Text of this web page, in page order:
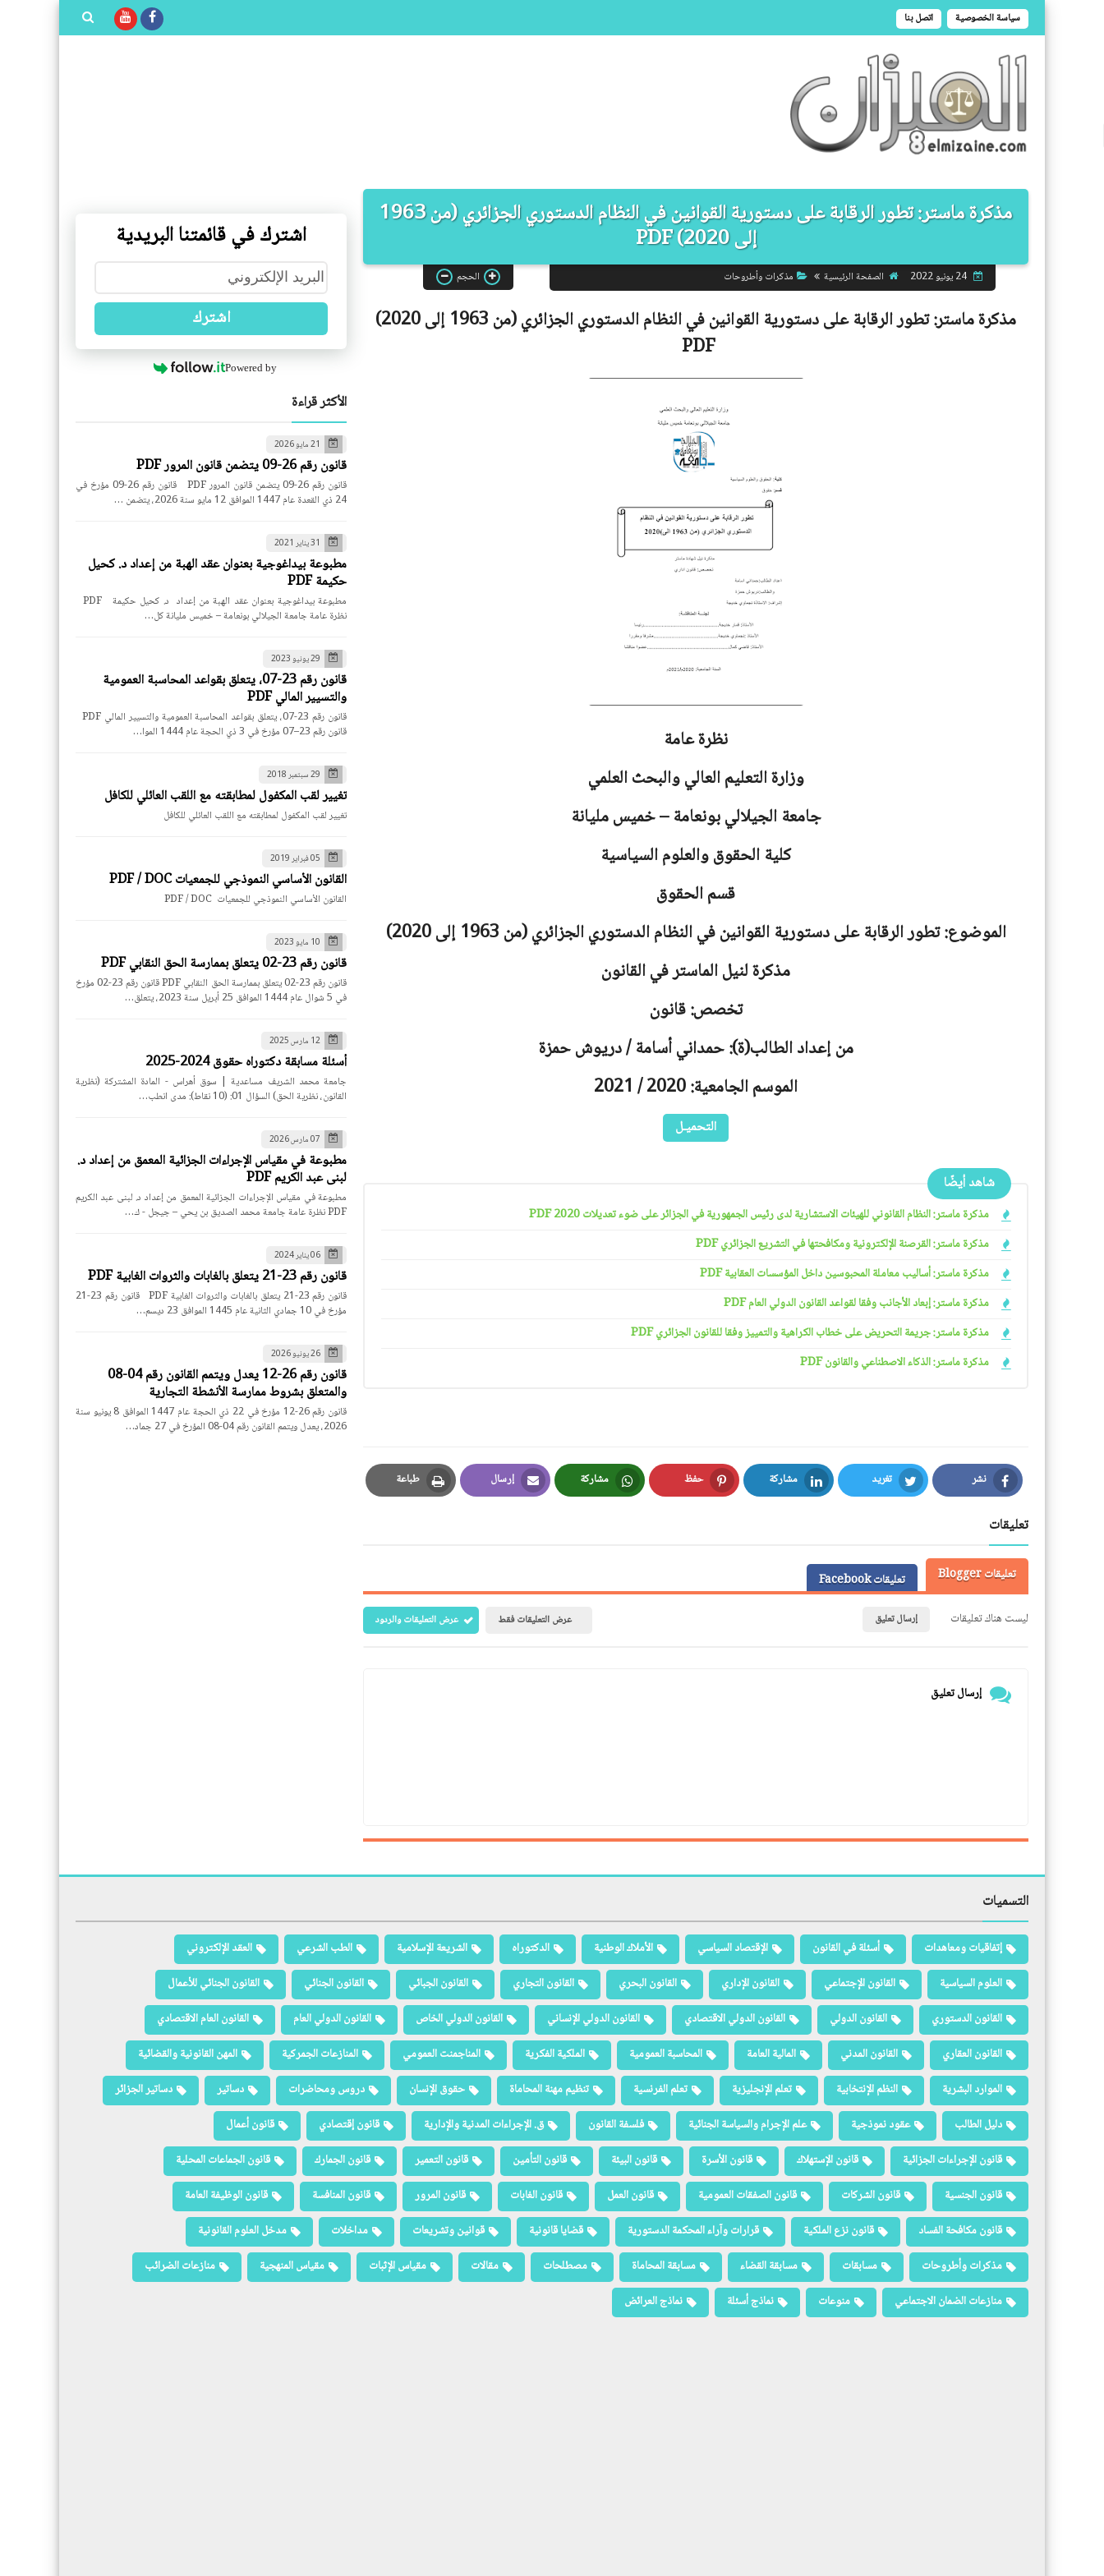
سياسة الخصوصية اتصل بنا
مذكرة ماستر: تطور الرقابة على دستورية القوانين في النظام الدستوري الجزائري (من 1963
إلى 2020) PDF
24 يونيو 2022 الصفحة الرئيسية مذكرات وأطروحات الحجم
مذكرة ماستر:تطور الرقابة على دستورية القوانين في النظام الدستوري الجزائري (من 1963 إلى 2020)
PDF
نظرة عامة
وزارة التعليم العالي والبحث العلمي
جامعةالجيلالي بونعامة – خميس مليانة
كلية الحقوق والعلوم السياسية
قسم الحقوق
الموضوع: تطور الرقابة على دستورية القوانين في النظام الدستوري الجزائري (من 1963 إلى 2020)
مذكرة لنيل الماستر في القانون
تخصص: قانون
من إعداد الطالب(ة): حمداني أسامة / دريوش حمزة
الموسم الجامعية: 2020 / 2021
التحميـل
شاهد أيضًا
مذكرة ماستر: النظام القانوني للهيئات الاستشارية لدى رئيس الجمهورية في الجزائر على ضوء تعديلات 2020 PDF
مذكرة ماستر: القرصنة الإلكترونية ومكافحتها في التشريع الجزائري PDF
مذكرة ماستر: أساليب معاملة المحبوسين داخل المؤسسات العقابية PDF
مذكرة ماستر: إبعاد الأجانب وفقا لقواعد القانون الدولي العام PDF
مذكرة ماستر: جريمة التحريض على خطاب الكراهية والتمييز وفقا للقانون الجزائري PDF
مذكرة ماستر: الذكاء الاصطناعي والقانون PDF
نشر
Facebook
تغريد
Twitter
مشاركة
LinkedIn
حفظ
Pinterest
مشاركة
Whatsapp
إرسال
Email
طباعة
Print
تعليقات
تعليقات Blogger
تعليقات Facebook
ليست هناك تعليقات
إرسال تعليق عرض التعليقات فقط عرض التعليقات والردود
إرسال تعليق
اشترك في قائمتنا البريدية
اشترك
Powered by
الأكثر قراءة
21 مايو 2026
قانون رقم 26-09 يتضمن قانون المرور PDF
قانون رقم 26-09 يتضمن قانون المرور PDF قانون رقم 26-09 مؤرخ في
24 ذي القعدة عام 1447 الموافق 12 مايو سنة 2026، يتضمن …
31 يناير 2021
مطبوعة بيداغوجية بعنوان عقد الهبة من إعداد د. كحيل
حكيمة PDF
نظرة عامة جامعة الجيلالي بونعامة – خميس مليانة كل…
29 يونيو 2023
قانون رقم 23-07، يتعلق بقواعد المحاسبة العمومية
والتسيير المالي PDF
قانون رقم 23–07 مؤرخ في 3 ذي الحجة عام 1444 الموا…
29 سبتمبر 2018
تغيير لقب المكفول لمطابقته مع اللقب العائلي للكافل
تغيير لقب المكفول لمطابقته مع اللقب العائلي للكافل
05 فبراير 2019
القانون الأساسي النموذجي للجمعيات PDF / DOC
القانون الأساسي النموذجي للجمعيات PDF / DOC
10 مايو 2023
قانون رقم 23-02 يتعلق بممارسة الحق النقابي PDF
قانون رقم 23-02 يتعلق بممارسة الحق النقابي PDF قانون رقم 23-02 مؤرخ
في 5 شوال عام 1444 الموافق 25 أبريل سنة 2023، يتعلق…
12 مارس 2025
أسئلة مسابقة دكتوراه حقوق 2024-2025
جامعة محمد الشريف مساعدية | سوق أهراس - المادة المشتركة (نظرية
القانون، نظرية الحق) السؤال 01: (10 نقاط): مدى انطب…
07 مارس 2026
مطبوعة في مقياس الإجراءات الجزائية المعمق من إعداد د.
لبنى عبد الكريم PDF
مطبوعة في مقياس الإجراءات الجزائية المعمق من إعداد د. لبنى عبد الكريم
PDF نظرة عامة جامعة محمد الصديق بن يحي – جيجل - ك…
06 يناير 2024
قانون رقم 23-21 يتعلق بالغابات والثروات الغابية PDF
قانون رقم 23-21 يتعلق بالغابات والثروات الغابية PDF قانون رقم 23-21
مؤرخ في 10 جمادي الثانية عام 1445 الموافق 23 ديسم…
26 يونيو 2026
قانون رقم 26-12 يعدل ويتمم القانون رقم 04-08
والمتعلق بشروط ممارسة الأنشطة التجارية
قانون رقم 26-12 مؤرخ في 22 ذي الحجة عام 1447 الموافق 8 يونيو سنة
2026، يعدل ويتمم القانون رقم 04-08 المؤرخ في 27 جماد…
التسميات
إتفاقيات ومعاهدات أسئلة في القانون الإقتصاد السياسي الأملاك الوطنية الدكتوراه الشريعة الإسلامية الطب الشرعي
العقد الإلكتروني
العلوم السياسية
القانون الإجتماعي القانون الإداري القانون البحري القانون التجاري القانون الجبائي القانون الجنائي
القانون الجنائي للأعمال
القانون الدستوري
القانون الدولي القانون الدولي الاقتصادي القانون الدولي الإنساني القانون الدولي الخاص القانون الدولي العام
القانون العام الاقتصادي
القانون العقاري
القانون المدني المالية العامة المحاسبة العمومية الملكية الفكرية المناجمنت العمومي المنازعات الجمركية
المهن القانونية والقضائية
الموارد البشرية
النظم الإنتخابية تعلم الإنجليزية تعلم الفرنسية تنظيم مهنة المحاماة حقوق الإنسان دروس ومحاضرات دساتير
دساتير الجزائر
دليل الطالب
عقود نموذجية علم الإجرام والسياسة الجنائية فلسفة القانون ق. الإجراءات المدنية والإدارية قانون إقتصادي
قانون أعمال
قانون الإجراءات الجزائية
قانون الإستهلاك قانون الأسرة قانون البيئة قانون التأمين قانون التعمير قانون الجمارك
قانون الجماعات المحلية
قانون الجنسية
قانون الشركات قانون الصفقات العمومية قانون العمل قانون الغابات قانون المرور قانون المنافسة
قانون الوظيفة العامة
قانون مكافحة الفساد
قانون نزع الملكية قرارات وآراء المحكمة الدستورية قضايا قانونية قوانين وتشريعات مداخلات
مدخل العلوم القانونية
مذكرات وأطروحات
مسابقات مسابقة القضاء مسابقة المحاماة مصطلحات مقالات مقياس الإثبات مقياس المنهجية
منازعات الضرائب
منازعات الضمان الاجتماعي
منوعات نماذج أسئلة نماذج العرائض